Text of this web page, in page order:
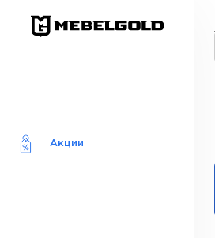
Акции